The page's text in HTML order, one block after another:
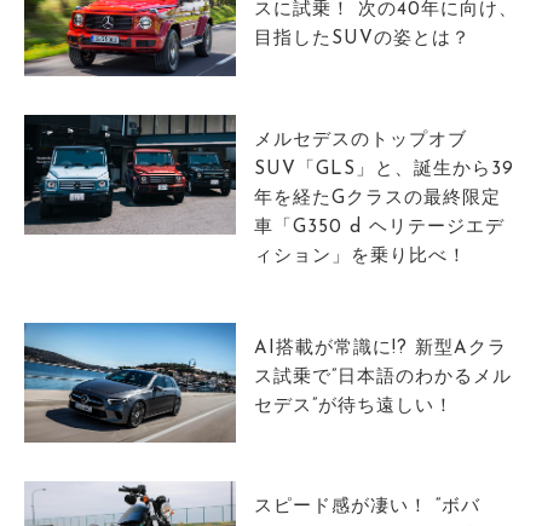
スに試乗！ 次の40年に向け、
目指したSUVの姿とは？
メルセデスのトップオブ
SUV「GLS」と、誕生から39
年を経たGクラスの最終限定
車「G350 d ヘリテージエデ
ィション」を乗り比べ！
AI搭載が常識に!? 新型Aクラ
ス試乗で”日本語のわかるメル
セデス”が待ち遠しい！
スピード感が凄い！ “ボバ